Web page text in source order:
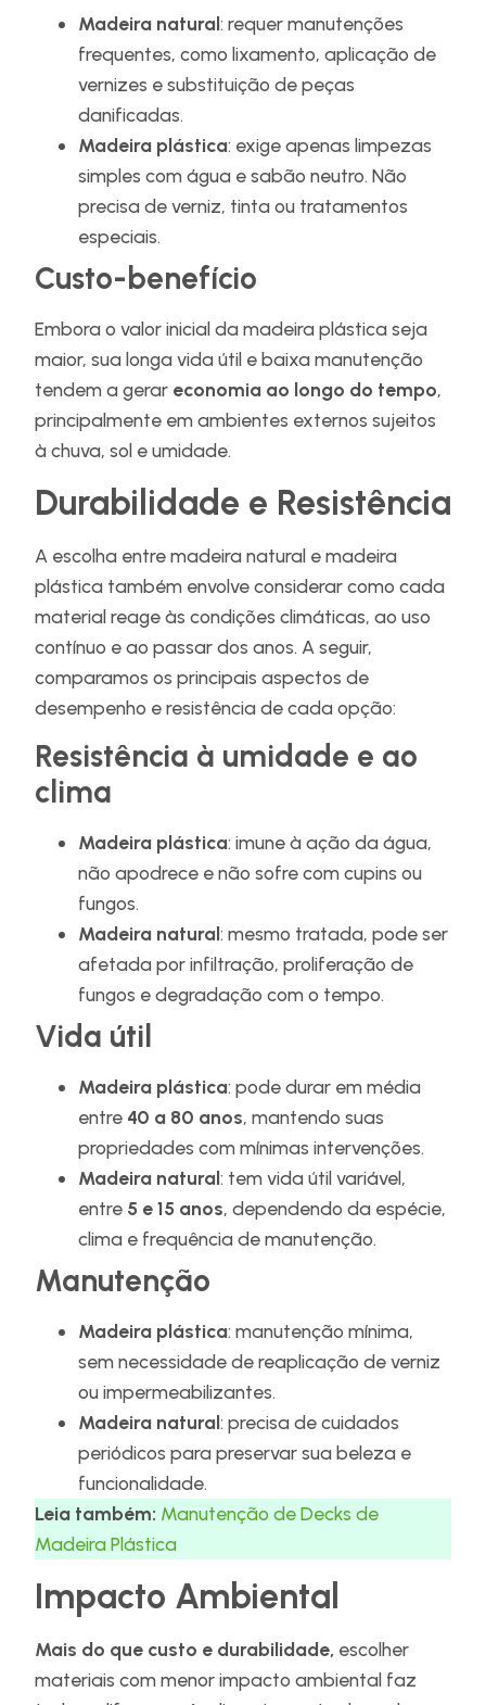
Madeira natural: requer manutenções
frequentes, como lixamento, aplicação de
vernizes e substituição de peças
danificadas.
Madeira plástica: exige apenas limpezas
simples com água e sabão neutro. Não
precisa de verniz, tinta ou tratamentos
especiais.
Custo-benefício
Embora o valor inicial da madeira plástica seja
maior, sua longa vida útil e baixa manutenção
tendem a gerar economia ao longo do tempo,
principalmente em ambientes externos sujeitos
à chuva, sol e umidade.
Durabilidade e Resistência
A escolha entre madeira natural e madeira
plástica também envolve considerar como cada
material reage às condições climáticas, ao uso
contínuo e ao passar dos anos. A seguir,
comparamos os principais aspectos de
desempenho e resistência de cada opção:
Resistência à umidade e ao
clima
Madeira plástica: imune à ação da água,
não apodrece e não sofre com cupins ou
fungos.
Madeira natural: mesmo tratada, pode ser
afetada por infiltração, proliferação de
fungos e degradação com o tempo.
Vida útil
Madeira plástica: pode durar em média
entre 40 a 80 anos, mantendo suas
propriedades com mínimas intervenções.
Madeira natural: tem vida útil variável,
entre 5 e 15 anos, dependendo da espécie,
clima e frequência de manutenção.
Manutenção
Madeira plástica: manutenção mínima,
sem necessidade de reaplicação de verniz
ou impermeabilizantes.
Madeira natural: precisa de cuidados
periódicos para preservar sua beleza e
funcionalidade.
Leia também: Manutenção de Decks de
Madeira Plástica
Impacto Ambiental
Mais do que custo e durabilidade, escolher
materiais com menor impacto ambiental faz